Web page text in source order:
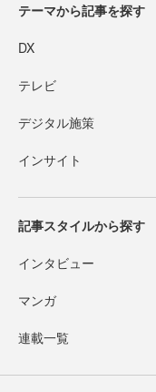
テーマから記事を探す
DX
テレビ
デジタル施策
インサイト
記事スタイルから探す
インタビュー
マンガ
連載一覧